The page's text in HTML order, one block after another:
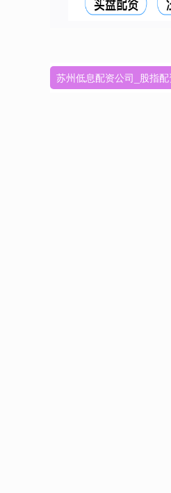
苏州低息配资公司_股指